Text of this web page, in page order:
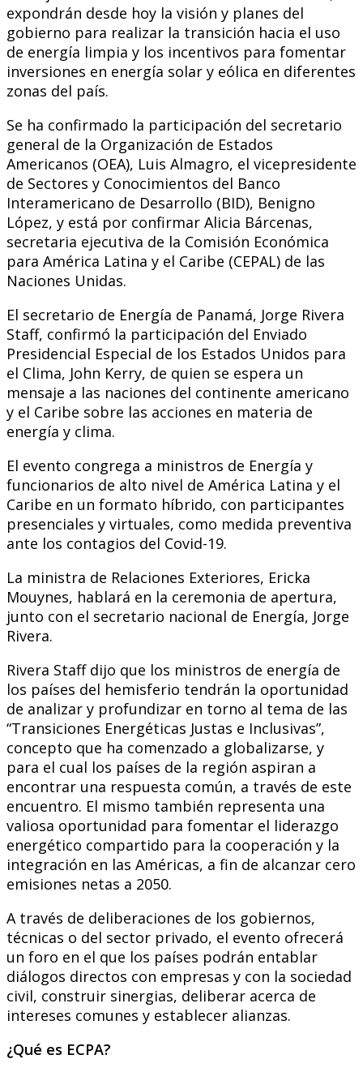
expondrán desde hoy la visión y planes del
gobierno para realizar la transición hacia el uso
de energía limpia y los incentivos para fomentar
inversiones en energía solar y eólica en diferentes
zonas del país.
Se ha confirmado la participación del secretario
general de la Organización de Estados
Americanos (OEA), Luis Almagro, el vicepresidente
de Sectores y Conocimientos del Banco
Interamericano de Desarrollo (BID), Benigno
López, y está por confirmar Alicia Bárcenas,
secretaria ejecutiva de la Comisión Económica
para América Latina y el Caribe (CEPAL) de las
Naciones Unidas.
El secretario de Energía de Panamá, Jorge Rivera
Staff, confirmó la participación del Enviado
Presidencial Especial de los Estados Unidos para
el Clima, John Kerry, de quien se espera un
mensaje a las naciones del continente americano
y el Caribe sobre las acciones en materia de
energía y clima.
El evento congrega a ministros de Energía y
funcionarios de alto nivel de América Latina y el
Caribe en un formato híbrido, con participantes
presenciales y virtuales, como medida preventiva
ante los contagios del Covid-19.
La ministra de Relaciones Exteriores, Ericka
Mouynes, hablará en la ceremonia de apertura,
junto con el secretario nacional de Energía, Jorge
Rivera.
Rivera Staff dijo que los ministros de energía de
los países del hemisferio tendrán la oportunidad
de analizar y profundizar en torno al tema de las
“Transiciones Energéticas Justas e Inclusivas”,
concepto que ha comenzado a globalizarse, y
para el cual los países de la región aspiran a
encontrar una respuesta común, a través de este
encuentro. El mismo también representa una
valiosa oportunidad para fomentar el liderazgo
energético compartido para la cooperación y la
integración en las Américas, a fin de alcanzar cero
emisiones netas a 2050.
A través de deliberaciones de los gobiernos,
técnicas o del sector privado, el evento ofrecerá
un foro en el que los países podrán entablar
diálogos directos con empresas y con la sociedad
civil, construir sinergias, deliberar acerca de
intereses comunes y establecer alianzas.
¿Qué es ECPA?